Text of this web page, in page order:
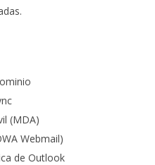
(MDA)
Webmail)
de Outlook